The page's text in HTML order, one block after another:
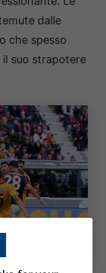
dalle
che spesso
il suo strapotere